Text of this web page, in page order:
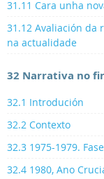
31.11 Cara unha
31.12 Avaliación da
na actualidade
32 Narrativa no
32.1 Introdución
32.2 Contexto
32.3 1975-1979.
32.4 1980, Ano